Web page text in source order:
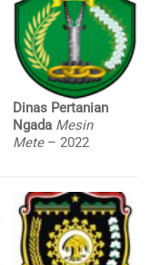
Dinas Pertanian
Ngada Mesin
Mete – 2022